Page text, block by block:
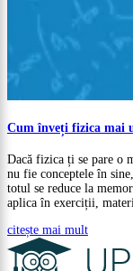
Cum înveți fizica mai
Dacă fizica ți se pare o
nu fie conceptele în
totul se reduce la
aplica în exerciții,
citește mai mult